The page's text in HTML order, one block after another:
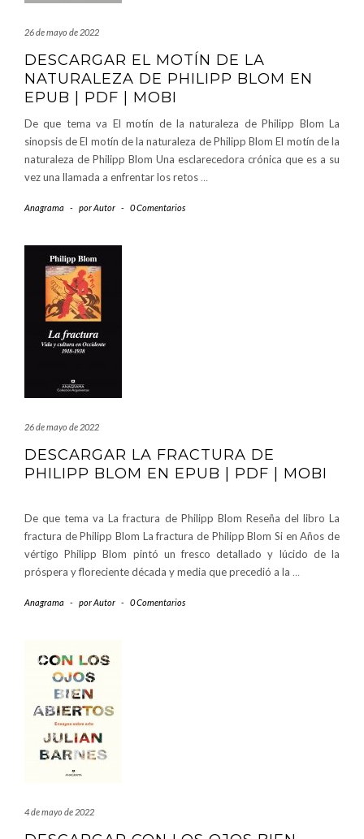
26 de mayo de 2022
DESCARGAR EL MOTÍN DE LA
NATURALEZA DE PHILIPP BLOM EN
EPUB | PDF | MOBI
De que tema va El motín de la naturaleza de Philipp Blom La
sinopsis de El motín de la naturaleza de Philipp Blom El motín de la
naturaleza de Philipp Blom Una esclarecedora crónica que es a su
vez una llamada a enfrentar los retos …
Anagrama - porAutor - 0 Comentarios
26 de mayo de 2022
DESCARGAR LA FRACTURA DE
PHILIPP BLOM EN EPUB | PDF | MOBI
De que tema va La fractura de Philipp Blom Reseña del libro La
fractura de Philipp Blom La fractura de Philipp Blom Si en Años de
vértigo Philipp Blom pintó un fresco detallado y lúcido de la
próspera y floreciente década y media que precedió a la …
Anagrama - porAutor - 0 Comentarios
4 de mayo de 2022